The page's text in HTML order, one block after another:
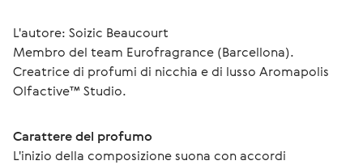
L'autore: Soizic Beaucourt
Membro del team Eurofragrance (Barcellona).
Creatrice di profumi di nicchia e di lusso Aromapolis
Olfactive™ Studio.
Carattere del profumo
L'inizio della composizione suona con accordi